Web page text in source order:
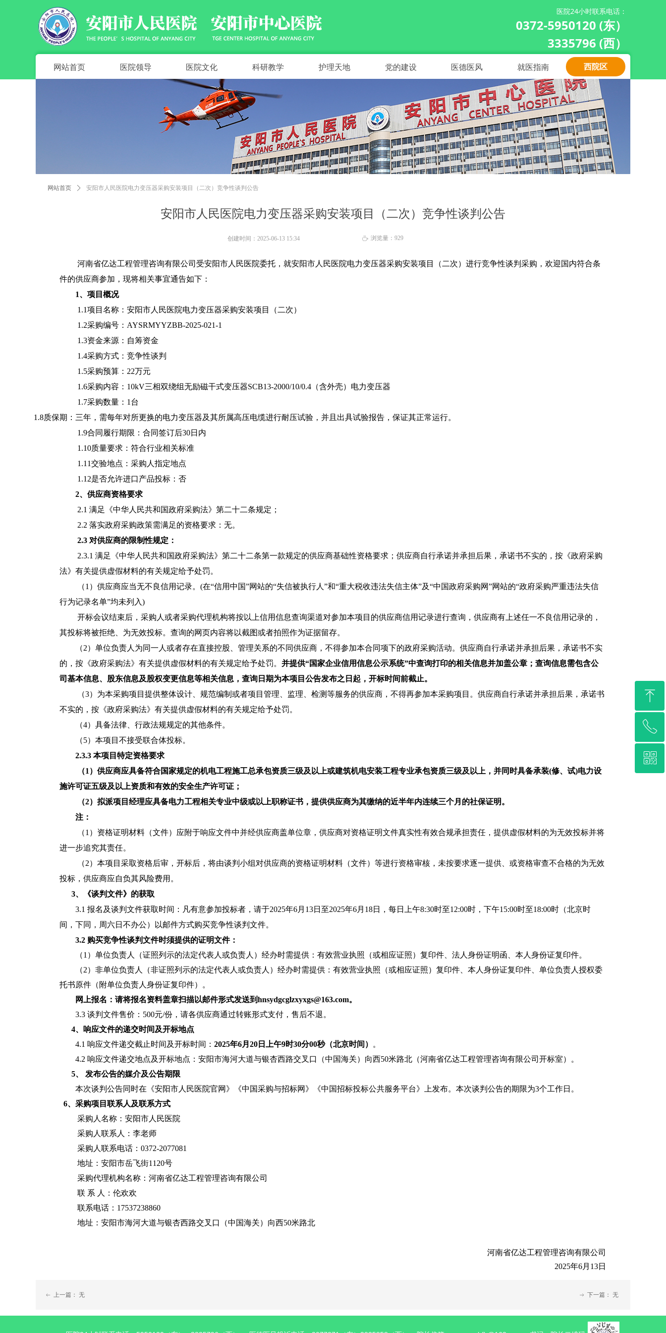
医院24小时联系电话：
0372-5950120 (东）
3335796 (西）
西院区
网站首页 医院领导 医院文化 科研教学 护理天地 党的建设 医德医风 就医指南
安阳市人民医院电力变压器采购安装项目（二次）竞争性谈判公告
网站首页 ꄲ 安阳市人民医院电力变压器采购安装项目（二次）竞争性谈判公告
河南省亿达工程管理咨询有限公司 受安阳市人民医院委托，就安阳市人民医院电力变压器采购安装项目（二次） 进行竞争性谈判采购，欢迎国内符合条
件的供应商参加，现将相关事宜通告如下：
1、项目概况
1.1项目名称： 安阳市人民医院电力变压器采购安装项目（二次）
1.2采购编号： AYSRMYYZBB-2025-021-1
1.3资金来源： 自筹资金
1.4采购方式：竞争性谈判
1.5采购预算：22万元
1 .6采购内容：10kV三相双绕组无励磁干式变压器SCB13-2000/10/0.4（含外壳）电力变压器
1.7采购数量：1台
1.8质保期：三年，需每年对所更换的电力变压器及其所属高压电缆进行耐压试验，并且出具试验报告，保证其正常运行。
1.9合同履行期限：合同签订后30日内
1.10质量要求：符合行业相关标准
1.11交验地点：采购人指定地点
1.12是否允许进口产品投标：否
2、供应商资格要求
2.1 满足《中华人民共和国政府采购法》第二十二条规定；
2.2 落实政府采购政策需满足的资格要求：无。
2.3 对供应商的限制性规定 ：
2.3.1 满足《中华人民共和国政府采购法》第二十二条第一款规定的供应商基础性资格要求；供应商自行承诺并承担后果，承诺书不实的，按《政府采购
法》有关提供虚假材料的有关规定给予处罚。
（1） 供应商应当无不良信用记录。(在“信用中国”网站的“失信被执行人”和“重大税收违法失信主体”及“中国政府采购网”网站的“政府采购严重违法失信
行为记录名单”均未列入)
开标会议结束后，采购人或者采购代理机构将按以上信用信息查询渠道对参加本项目的供应商信用记录进行查询，供应商有上述任一不良信用记录的，
其投标将被拒绝、为无效投标。查询的网页内容将以截图或者拍照作为证据留存。
（2）单位负责人为同一人或者存在直接控股、管理关系的不同供应商，不得参加本合同项下的政府采购活动。供应商自行承诺并承担后果，承诺书不实
的，按《政府采购法》有关提供虚假材料的有关规定给予处罚。 并提供“国家企业信用信息公示系统”中查询打印的相关信息并加盖公章；查询信息需包含公
司基本信息、股东信息及股权变更信息等相关信息，查询日期为本项目公告发布之日起，开标时间前截止。
（3）为本采购项目提供整体设计、规范编制或者项目管理、监理、检测等服务的供应商，不得再参加本采购项目。供应商自行承诺并承担后果，承诺书
不实的，按《政府采购法》有关提供虚假材料的有关规定给予处罚。
（4）具备法律、行政法规规定的其他条件。
（5）本项目不接受联合体投标。
2.3.3 本项目特定资格要求
（1）供应商应具备符合国家规定的机电工程施工总承包资质三级及以上或建筑机电安装工程专业承包资质三级及以上，并同时具备承装(修、试)电力设
施许可证五级及以上资质和有效的安全生产许可证；
（2）拟派项目经理应具备电力工程相关专业中级或以上职称证书 ，提供供应商为其缴纳的近半年内连续三个月的社保证明。
注：
（1）资格证明材料（文件）应附于响应文件中并经供应商盖单位章，供应商对资格证明文件真实性有效合规承担责任，提供虚假材料的为无效投标并将
进一步追究其责任。
（2）本项目采取资格后审，开标后，将由谈判小组对供应商的资格证明材料（文件）等进行资格审核，未按要求逐一提供、或资格审查不合格的为无效
投标，供应商应自负其风险费用。
3、《谈判文件》的获取
3.1 报名及谈判 文件获取时间：凡有意参加投标者，请于2025年6月 13日 至2025年6月 18日，每日上午8:30时至12:00时，下午15:00时至18:00时（北京时
间，下同，周六日不办公）以邮件方式购买竞争性谈判文件。
3.2 购买竞争性谈判文件时须提供的证明文件：
（1）单位负责人（证照列示的法定代表人或负责人）经办时需提供：有效营业执照（或相应证照）复印件、 法人身份证明函 本人身份证复印件。
（2）非单位负责人（非证照列示的法定代表人或负责人）经办时需提供：有效营业执照（或相应证照）复印件、本人身份证复印件、单位负责人授权委
托书原件（附单位负责人身份证复印件）。
网上报名：请将报名资料盖章扫描以邮件形式发送到hnsydgcglzxyxgs@163.com。
3.3 谈判文件售价：500元/份，请各供应商通过转账形式支付，售后不退。
4、响应文件的递交时间及开标地点
4.1 响应文件递交截止时间及开标时间： 2025年6月 20 日 上午9时30分00秒（北京时间）
。
4.2 响应文件递交地点及开标地点： 安阳市海河大道与银杏西路交叉口 （中国海关）向西50米路北（河南省亿达工程管理咨询有限公司开标室）
。
5、 发布公告的媒介及公告期限
本次谈判 公告同时在 《安阳市人民医院官网》 《中国采购与招标网》《中国招标投标公共服务平台》上发布。本次谈判公告的期限为3个工作日。
6、 采购项目联系人及联系方式
采购人名称： 安阳市人民医院
采购 人联系人：李老师
采购人联系电话：0372-2077081
地址： 安阳市岳飞街1120号
采购代理机构名称： 河南省亿达工程管理咨询有限公司
联 系 人： 伦欢欢
联系电话： 17537238860
地址： 安阳市海河大道与银杏西路交叉口 （中国海关）向西50米路北
河南省亿达工程管理咨询有限公司
2025年6月 13日
创建时间： 2025-06-13 15:34 ꄘ 浏览量： 929
ꂃ 上一篇： 无 ꁹ 下一篇： 无
ꁸ
回到顶部
ꂅ
0372-3335119
ꀥ